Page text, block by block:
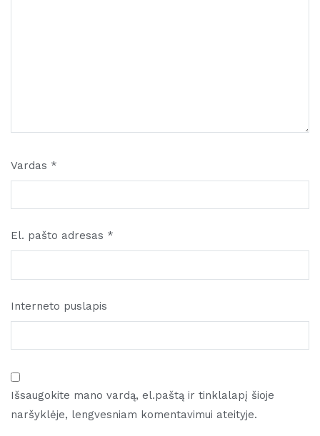
Vardas *
El. pašto adresas *
Interneto puslapis
Išsaugokite mano vardą, el.paštą ir tinklalapį šioje
naršyklėje, lengvesniam komentavimui ateityje.